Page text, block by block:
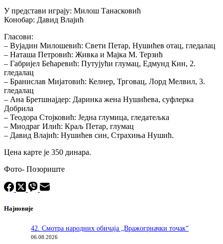
У представи играју: Милош Танасковић
Конобар: Давид Влајић
Гласови:
– Вујадин Милошевић: Свети Петар, Нушићев отац, гледалац
– Наташа Петровић: Живка и Мајка М. Терзић
– Габријел Бећаревић: Путујући глумац, Едмунд Кин, 2.
гледалац
– Бранислав Мијатовић: Келнер, Трговац, Лорд Мелвил, 3.
гледалац
– Ана Бретшнајдер: Даринка жена Нушићева, суфлерка
Добрила
– Теодора Стојковић: Једна глумица, гледатељка
– Миодраг Илић: Краљ Петар, глумац
– Давид Влајић: Нушићев син, Страхиња Нушић.
Цена карте је 350 динара.
Фото- Позориште
Најновије
42. Смотра народних обичаја „Вражогрначки точак“
06.08.2026